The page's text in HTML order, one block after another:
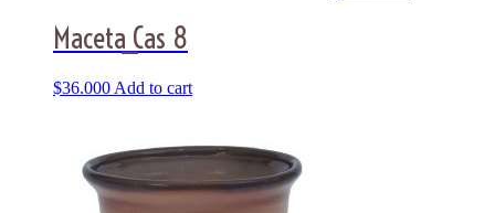
Maceta_Cas 8
$36.000 Add to cart